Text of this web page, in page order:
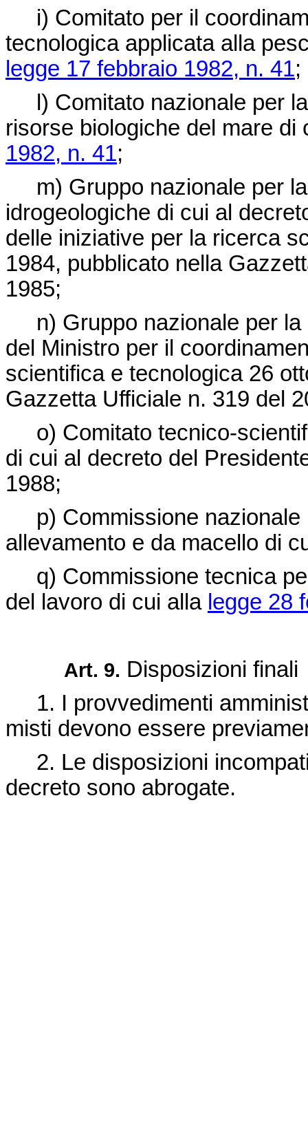
i) Comitato per il
tecnologica applicata alla
legge 17 febbraio 1982, n. 41;
l) Comitato nazionale per
risorse biologiche del mare
1982, n. 41;
m) Gruppo nazionale per
idrogeologiche di cui al
delle iniziative per la ricerca
1984, pubblicato nella
1985;
n) Gruppo nazionale per la
del Ministro per il
scientifica e tecnologica 26
Gazzetta Ufficiale n. 319 del
o) Comitato tecnico-
di cui al decreto del
1988;
p) Commissione nazionale
allevamento e da macello di
q) Commissione tecnica
del lavoro di cui alla legge 28
Art. 9. Disposizioni finali
1. I provvedimenti
misti devono essere
2. Le disposizioni
decreto sono abrogate.